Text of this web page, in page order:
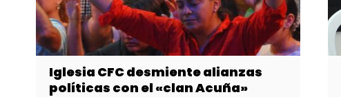
Iglesia CFC desmiente alianzas
políticas con el «clan Acuña»